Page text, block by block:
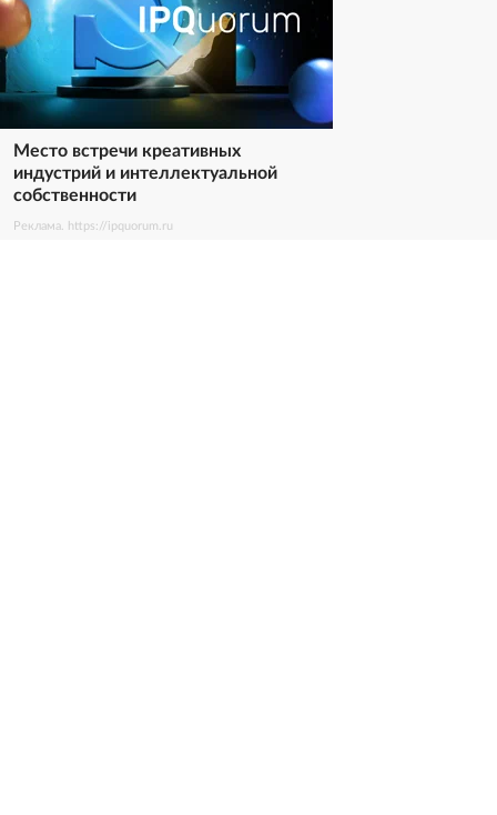
Место встречи креативных
индустрий и интеллектуальной
собственности
Реклама. https://ipquorum.ru